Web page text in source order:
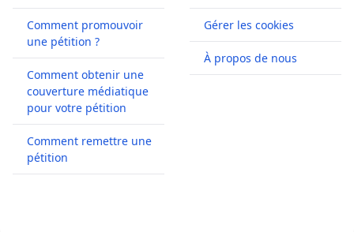
Comment promouvoir
une pétition ?
Comment obtenir une
couverture médiatique
pour votre pétition
Comment remettre une
pétition
Gérer les cookies
À propos de nous